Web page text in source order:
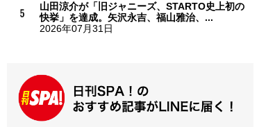
山田涼介が「旧ジャニーズ、STARTO史上初の
快挙」を達成。矢沢永吉、福山雅治、...
2026年07月31日